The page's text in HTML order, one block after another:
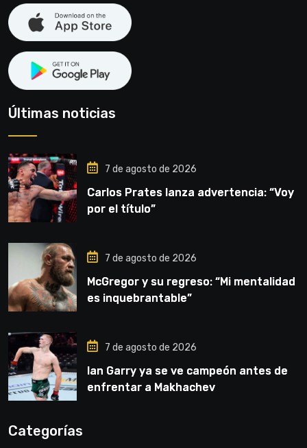
Últimas noticias
7 de agosto de 2026
Carlos Prates lanza advertencia: “Voy
por el título”
7 de agosto de 2026
McGregor y su regreso: “Mi mentalidad
es inquebrantable”
7 de agosto de 2026
Ian Garry ya se ve campeón antes de
enfrentar a Makhachev
Categorías